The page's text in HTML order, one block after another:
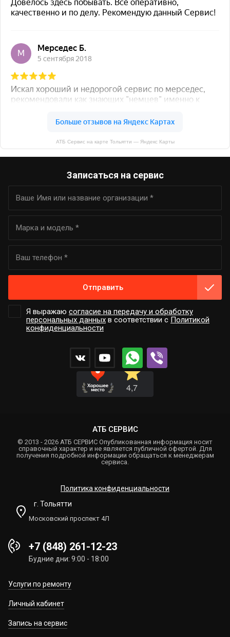
АТБ Сервис на карте Тольятти — Яндекс Карты
Записаться на сервис
Я выражаю согласие на передачу и обработку
персональных данных в соответствии с Политикой
конфиденциальности
Отправить
АТБ СЕРВИС
© 2013 - 2026 АТБ СЕРВИС Опубликованная информация носит
справочный характер и не является публичной офертой. Для
получения подробной информации обращаться к менеджерам
сервиса.
Политика конфиденциальности
г. Тольятти
Московский проспект 4Л
+7 (848) 261-12-23
Будние дни: 9:00 - 18:00
Услуги по ремонту
Личный кабинет
Запись на сервис